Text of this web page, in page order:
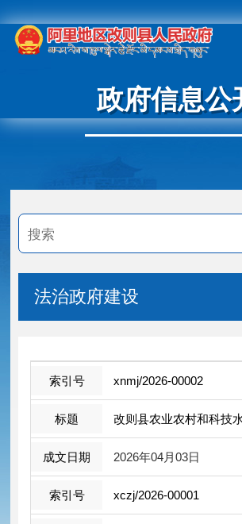
政府信息公
法治政府建设
xnmj/2026-00002
改则县农业农村和科技水利局
2026年04月03日
xczj/2026-00001